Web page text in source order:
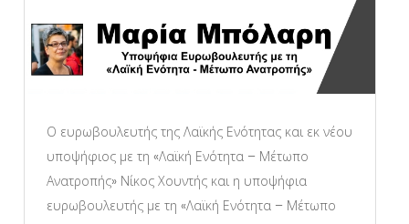
Ο ευρωβουλευτής της Λαϊκής Ενότητας και εκ νέου
υποψήφιος με τη «Λαϊκή Ενότητα – Μέτωπο
Ανατροπής» Νίκος Χουντής και η υποψήφια
ευρωβουλευτής με τη «Λαϊκή Ενότητα – Μέτωπο